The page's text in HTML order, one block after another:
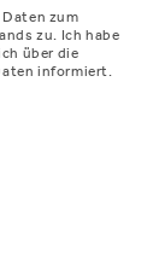
zum
zu. Ich habe
über die
informiert.